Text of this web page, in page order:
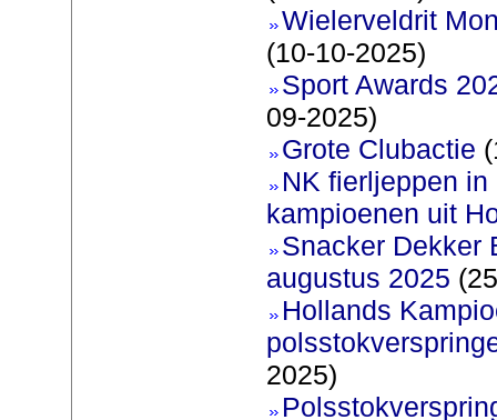
Wielerveldrit
(10-10-2025)
Sport Awards
09-2025)
Grote Clubactie
NK fierljeppen
kampioenen uit
Snacker Dekker
augustus 2025
Hollands
2025)